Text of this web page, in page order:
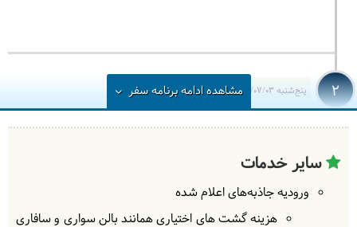
2 پنج‌شنبه September 25, 2025 | 1404/07/03
صبح زود می‌توانید برای گشت اختیاری بالن سواری بروید.
سپس راهی بازدید از دره پاشاباغ و موزه-روستای زلوه
خواهیم شد. از کارگاه سفالگری و دره کبوترها دیدن
می‌کنیم. به سوی قونیه حرکت می کنیم و شب در قونیه
خواهیم بود.
= قونیه
مشاهدهادامهبرنامه سفر
سایر خدمات
ورودیه جاذبه‌های اعلام شده
هزینه گشت های اختیاری همانند بالن سواری و سافاری